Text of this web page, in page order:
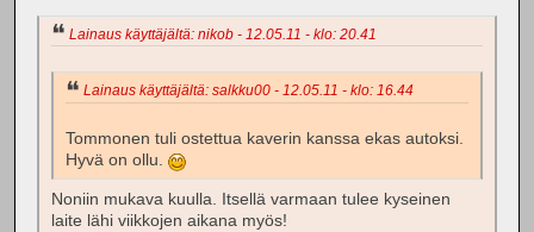
Lainaus käyttäjältä: nikob - 12.05.11 - klo: 20.41
Lainaus käyttäjältä: salkku00 - 12.05.11 - klo: 16.44
Tommonen tuli ostettua kaverin kanssa ekas autoksi.
Hyvä on ollu.
Noniin mukava kuulla. Itsellä varmaan tulee kyseinen
laite lähi viikkojen aikana myös!